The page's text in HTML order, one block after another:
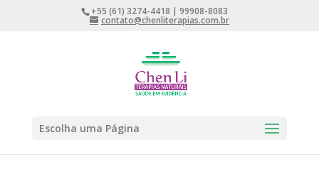
+55 (61) 3274-4418 | 99908-8083
contato@chenliterapias.com.br
Escolha uma Página